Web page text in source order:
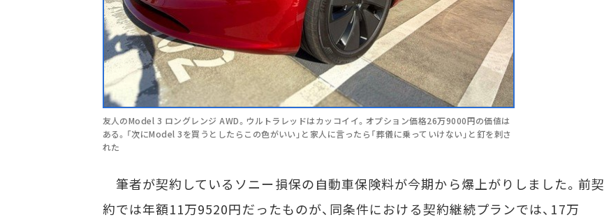
友人のModel 3 ロングレンジ AWD。ウルトラレッドはカッコイイ。オプション価格26万9000円の価値は
ある。「次にModel 3を買うとしたらこの色がいい」と家人に言ったら「葬儀に乗っていけない」と釘を刺さ
れた
筆者が契約しているソニー損保の自動車保険料が今期から爆上がりしました。前契
約では年額11万9520円だったものが、同条件における契約継続プランでは、17万